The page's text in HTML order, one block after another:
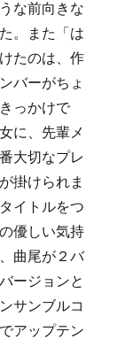
な前向きな
。また「は
たのは、作
バーがちょ
っかけで
に、先輩メ
大切なプレ
掛けられま
イトルをつ
優しい気持
曲尾が２バ
ージョンと
サンブルコ
アップテン